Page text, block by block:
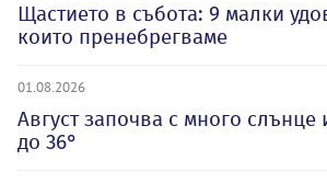
Щастието в събота: 9 малки
които пренебрегваме
01.08.2026
Август започва с много слънце
до 36°